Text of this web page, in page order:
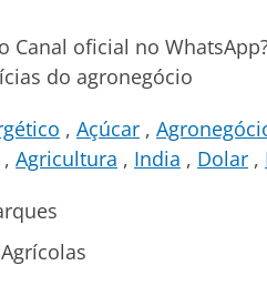
Canal oficial no
do agronegócio
Açúcar
Agricultura India Dolar